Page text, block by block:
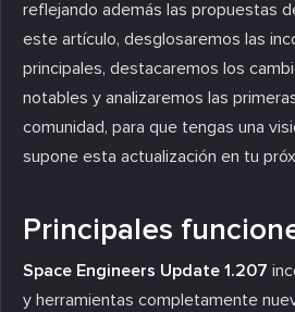
reflejando además las propuestas
este artículo, desglosaremos las
principales, destacaremos los
notables y analizaremos las
comunidad, para que tengas una
supone esta actualización en tu
Principales
Space Engineers Update 1.207
y herramientas completamente